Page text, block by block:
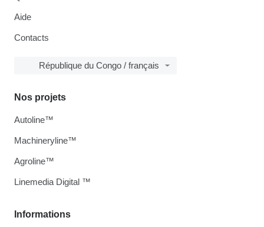
Aide
Contacts
République du Congo / français
Informations
Nos projets
Autoline™
Machineryline™
Agroline™
Linemedia Digital ™